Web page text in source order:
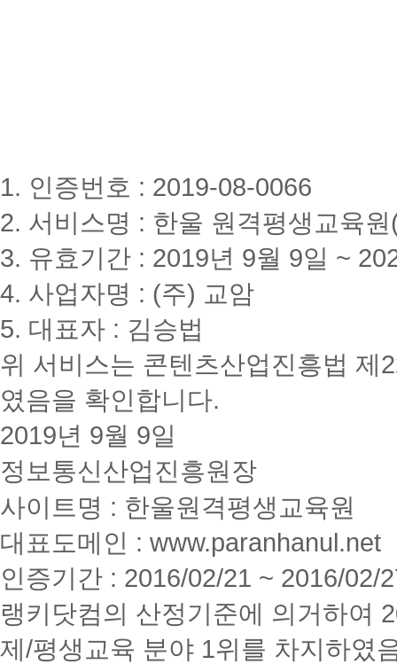
1. 인증번호 : 2019-08-0066
2. 서비스명 : 한울 원격평생교육
3. 유효기간 : 2019년 9월 9일 ~
4. 사업자명 : (주) 교암
5. 대표자 : 김승법
위 서비스는 콘텐츠산업진흥법 제
였음을 확인합니다.
2019년 9월 9일
정보통신산업진흥원장
사이트명 : 한울원격평생교육원
대표도메인 : www.paranhanul.net
인증기간 : 2016/02/21 ~ 2016/02/
랭키닷컴의 산정기준에 의거하여
제/평생교육 분야 1위를 차지하였